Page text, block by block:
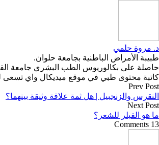
د. مروة حلمي
طبيبة الأمراض الباطنية بجامعة حلوان.
حاصلة على بكالوريوس الطب البشري جامعة القاهرة
كاتبة محتوى طبي في موقع ميديكال واي تسعى
Prev Post
النقرس والزنجبيل | هل ثمة علاقة وثيقة بينهما؟
Next Post
ما هو الفيلر للشعر؟
13 Comments